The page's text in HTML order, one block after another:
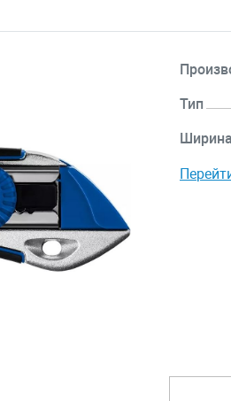
Тип